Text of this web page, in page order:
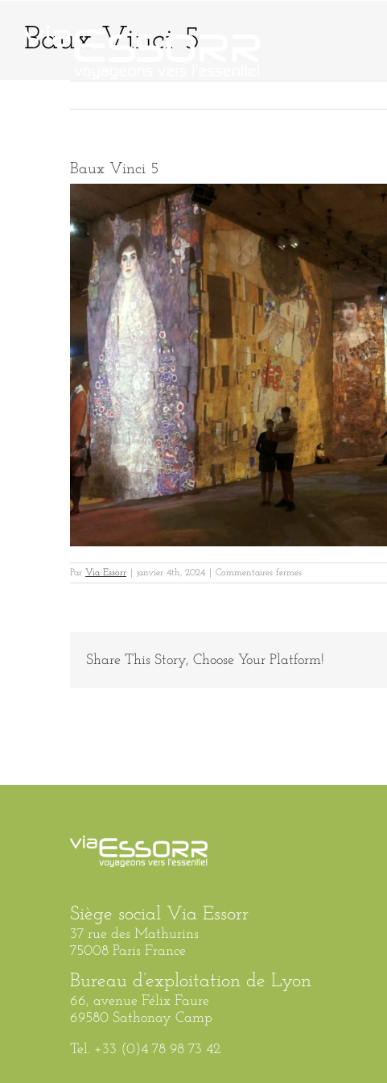
contenuBaux Vinci 5
Baux Vinci 5
Par Via Essorr janvier 4th, 2024 Commentaires ferméssur
Baux
Share This Story, Choose Your Platform!
Siège social Via Essorr
37 rue des Mathurins
75008 Paris France
Bureau d’exploitation de Lyon
66, avenue Félix Faure
69580 Sathonay Camp
Tel. +33 (0)4 78 98 73 42